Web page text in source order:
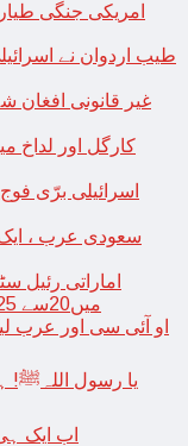
طیب اردوان نے
غیر قانونی افغان
کارگل اور لداخ
اسرائیلی برّی
اماراتی رئیل
میں20سے 25ارب ڈالرز کی سرمایہ کاری کا اعلان
او آئی سی اور عرب
اب ایک ہی